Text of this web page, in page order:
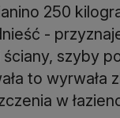
250
-
szyby
to wyrwała
w